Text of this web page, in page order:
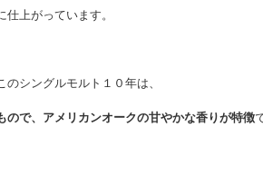
上がっています。
のシングルモルト１０年は、
で、 アメリカンオークの甘やかな香りが特徴